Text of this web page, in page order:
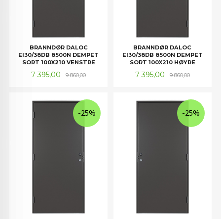
BRANNDØR DALOC
EI30/38DB 8500N DEMPET
SORT 100X210 VENSTRE
Tilbud
7 395,00 9 860,00Rabatt
BRANNDØR DALOC
EI30/38DB 8500N DEMPET
SORT 100X210 HØYRE
Tilbud
7 395,00 9 860,00Rabatt
-25% -25%